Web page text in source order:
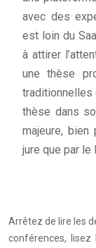
avec des
est loin du
à attirer
une thèse
traditionnelles
thèse dans
majeure, bien
jure que par le
Arrêtez de lire les
conférences,